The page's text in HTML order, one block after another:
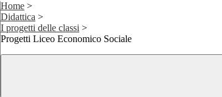
Home >
Didattica >
I progetti delle classi >
Progetti Liceo Economico Sociale